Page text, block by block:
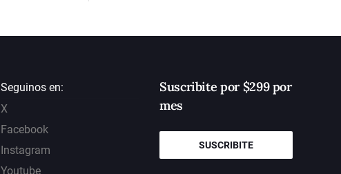
Seguinos en:
X
Facebook
Instagram
Youtube
Suscribite por $299 por
mes
SUSCRIBITE